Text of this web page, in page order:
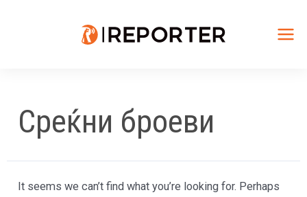
Среќни броеви
It seems we can’t find what you’re looking for. Perhaps